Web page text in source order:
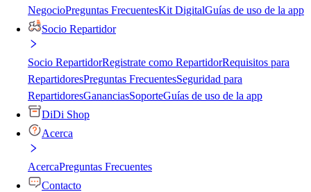
NegocioPreguntas FrecuentesKit DigitalGuías de uso de la app
Socio Repartidor
Socio RepartidorRegistrate como RepartidorRequisitos para
RepartidoresPreguntas FrecuentesSeguridad para
RepartidoresGananciasSoporteGuías de uso de la app
DiDi Shop
Acerca
AcercaPreguntas Frecuentes
Contacto